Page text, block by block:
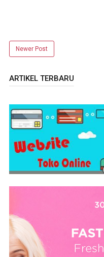
Newer Post
ARTIKEL TERBARU